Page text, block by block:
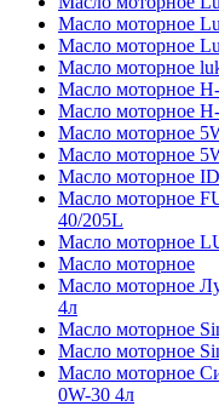
Масло моторное
Масло моторное
Масло моторное
Масло моторное
Масло моторное
Масло моторное
Масло моторное
Масло моторное
Масло моторное
40/205L
Масло моторное
Масло моторное
Масло моторное
4л
Масло моторное
Масло моторное
Масло моторное
0W-30 4л